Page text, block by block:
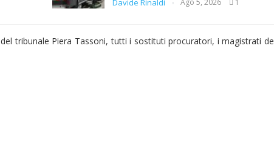
Davide Rinaldi Ago 5, 2026 1
tribunale Piera Tassoni, tutti i sostituti procuratori, i magistrati